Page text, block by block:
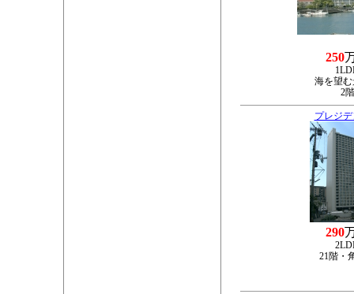
250
海を望
2階
プレジ
290
21階・